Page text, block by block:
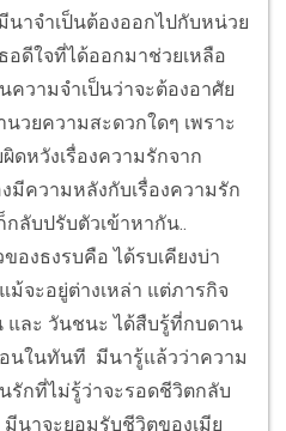
นาจำเป็นต้องออกไปกับหน่วย
อดีใจที่ได้ออกมาช่วยเหลือ
วามจำเป็นว่าจะต้องอาศัย
วยความสะดวกใดๆ เพราะ
ดหวังเรื่องความรักจาก
มีความหลังกับเรื่องความรัก
ลับปรับตัวเข้าหากัน..
องธงรบคือ ได้รบเคียงบ่า
ม้จะอยู่ต่างเหล่า แต่ภารกิจ
และ วันชนะ ได้สืบรู้ที่กบดาน
อนในทันที มีนารู้แล้วว่าความ
รักที่ไม่รู้ว่าจะรอดชีวิตกลับ
นาจะยอมรับชีวิตของเมีย